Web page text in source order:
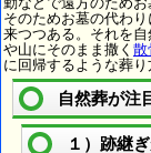
そのためお墓の代わ
来つつある。それを
や山にそのまま撒く 散
に回帰するような葬り
自然葬が注
１）跡継